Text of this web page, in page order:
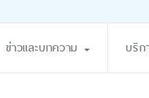
ข่าวและบทความ บริก